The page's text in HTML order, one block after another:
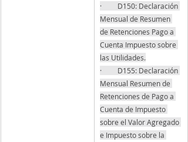
·         D150: Declaración
Mensual de Resumen
de Retenciones Pago a
Cuenta Impuesto sobre
las Utilidades.
·         D155: Declaración
Mensual Resumen de
Retenciones de Pago a
Cuenta de Impuesto
sobre el Valor Agregado
e Impuesto sobre la